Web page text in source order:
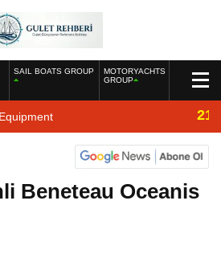
SAIL BOATS GROUP
MOTORYACHTS
GROUP
Beneteau Oceanis